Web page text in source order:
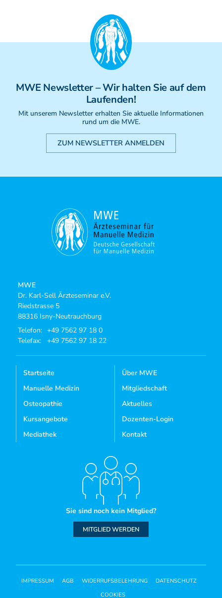
MWE Newsletter– Wir halten Sie auf dem
Laufenden!
Mit unserem Newsletter erhalten Sie aktuelle Informationen
rund um die MWE.
ZUM NEWSLETTER ANMELDEN
MWE
Dr. Karl-Sell Ärzteseminar e.V.
Riedstrasse 5
88316 Isny-Neutrauchburg
Telefon: +49 7562 97 18 0
Telefax:
+49 7562 97 18 22
Startseite
Manuelle Medizin
Osteopathie
Kursangebote
Mediathek
Über MWE
Mitgliedschaft
Aktuelles
Dozenten-Login
Kontakt
Sie sind noch kein Mitglied?
MITGLIED WERDEN
IMPRESSUM AGB WIDERRUFSBELEHRUNG
DATENSCHUTZ
COOKIES